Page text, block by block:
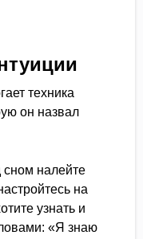
техника
он назвал
налейте
на
узнать и
«Я знаю